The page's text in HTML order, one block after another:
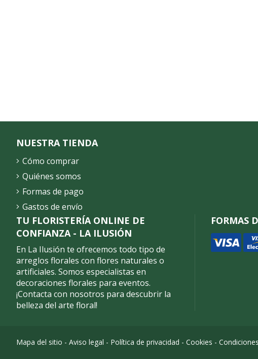
TU FLORISTERÍA ONLINE DE
CONFIANZA - LA ILUSIÓN
En La Ilusión te ofrecemos todo tipo de
arreglos florales con flores naturales o
artificiales. Somos especialistas en
decoraciones florales para eventos.
¡Contacta con nosotros para descubrir la
belleza del arte floral!
FORMAS
NUESTRA TIENDA
Cómo comprar
Quiénes somos
Formas de pago
Gastos de envío
Mapa del sitio - Aviso legal - Política de privacidad - Cookies -